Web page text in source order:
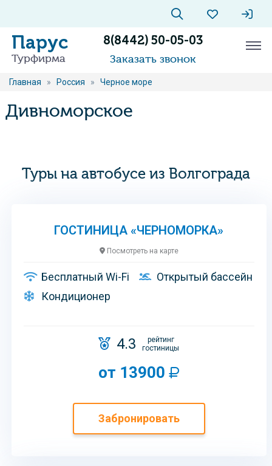
Парус
Турфирма
8(8442) 50-05-03
Заказать звонок
Главная » Россия » Черное море
Дивноморское
Туры на автобусе из Волгограда
ГОСТИНИЦА «ЧЕРНОМОРКА»
Посмотреть на карте
Бесплатный Wi-Fi
Открытый бассейн
Кондиционер
4.3
рейтинг
гостиницы
от 13900
Забронировать